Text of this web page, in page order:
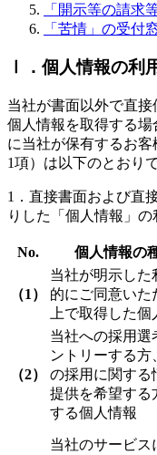
「開示等の請求
「苦情」の受付
Ⅰ．個人情報の利
当社が書面以外で直
個人情報を取得する
に当社が保有するお
1項）は以下のとおりで
1．直接書面および直
りした「個人情報」の
No. 個人情報の
（1）
当社が明示した
的にご同意いた
上で取得した個
（2）
当社への採用選
ントリーする方
の採用に関する
提供を希望する
する個人情報
当社のサービス